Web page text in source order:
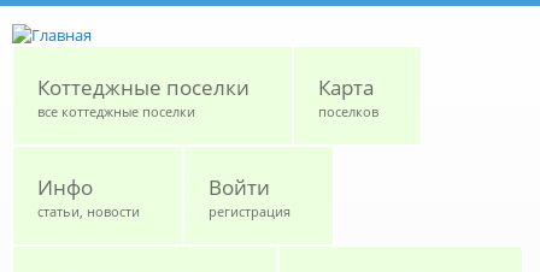
Коттеджные поселки
все коттеджные поселки
Карта
поселков
Инфо
статьи, новости
Войти
регистрация